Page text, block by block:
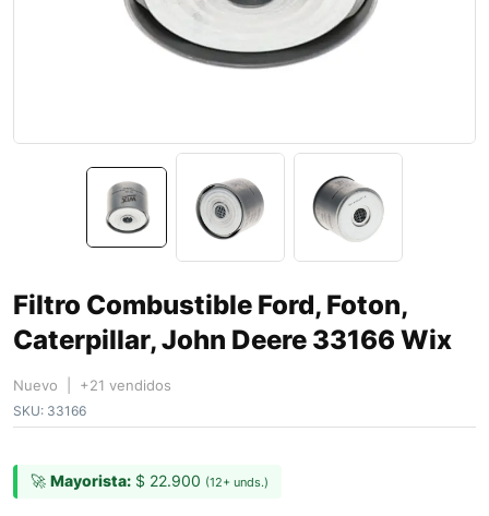
Filtro Combustible Ford, Foton,
Caterpillar, John Deere 33166 Wix
Nuevo | +21 vendidos
SKU: 33166
🚀 Mayorista: $ 22.900 (12+ unds.)